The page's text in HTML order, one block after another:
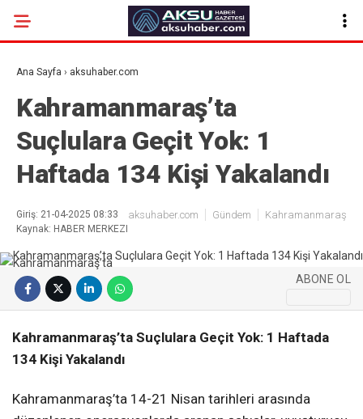
Ana Sayfa › aksuhaber.com
Kahramanmaraş’ta
Suçlulara Geçit Yok: 1
Haftada 134 Kişi Yakalandı
Giriş: 21-04-2025 08:33
Kaynak: HABER MERKEZI
aksuhaber.com Gündem Kahramanmaraş
ABONE OL
Kahramanmaraş’ta Suçlulara Geçit Yok: 1 Haftada
134 Kişi Yakalandı
Kahramanmaraş’ta 14-21 Nisan tarihleri arasında